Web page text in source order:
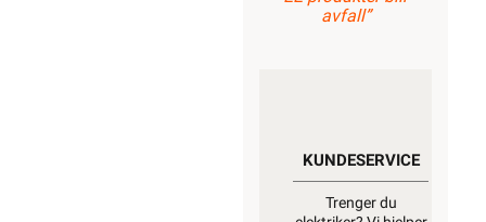
avfall”
KUNDESERVICE
Trenger du